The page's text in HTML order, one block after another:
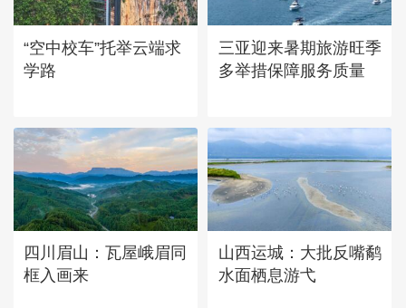
“空中校车”托举云端求
学路
三亚迎来暑期旅游旺季
多举措保障服务质量
四川眉山：瓦屋峨眉同
框入画来
山西运城：大批反嘴鹬
水面栖息游弋